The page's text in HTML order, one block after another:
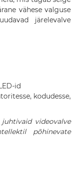
vähese valguse
järelevalve
id
kodudesse,
videovalve
põhinevate